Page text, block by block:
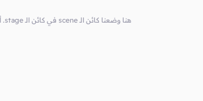
// أي وضعنا محتوى النافذة الذي قمنا بإنشائه للنافذة .stage في كائن الـ scene هنا وضعنا كائن الـ